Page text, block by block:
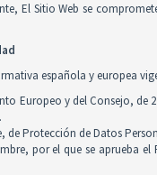
El Sitio Web se
española y europea
Europeo y del Consejo,
de Protección de Datos
por el que se aprueba